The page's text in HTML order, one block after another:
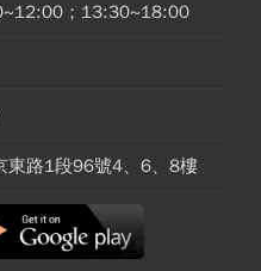
；13:30~18:00
東路1段96號4、6、8樓